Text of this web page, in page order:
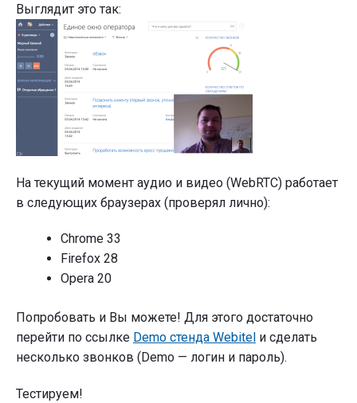
Выглядит это так:
На текущий момент аудио и видео (WebRTC) работает
в следующих браузерах (проверял лично):
Chrome 33
Firefox 28
Opera 20
Попробовать и Вы можете! Для этого достаточно
перейти по ссылке Demo стенда Webitel и сделать
несколько звонков (Demo — логин и пароль).
Тестируем!